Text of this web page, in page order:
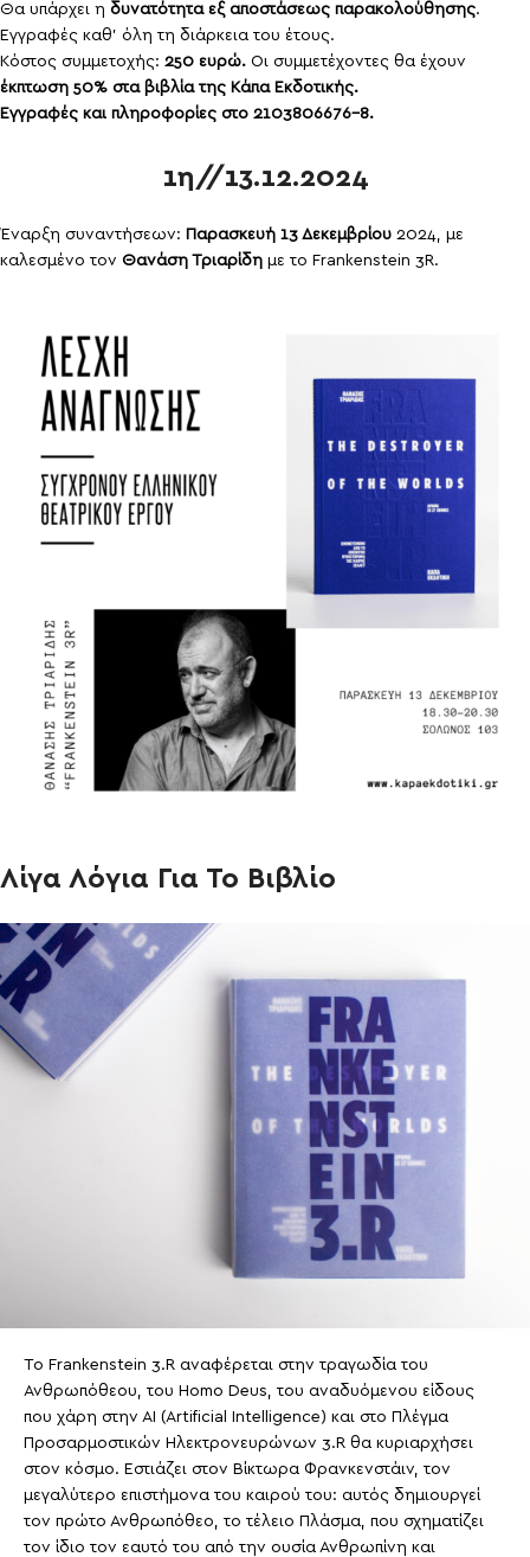
Θα υπάρχει η δυνατότητα εξ αποστάσεως παρακολούθησης.
Εγγραφές καθ’ όλη τη διάρκεια του έτους.
Κόστος συμμετοχής: 250 ευρώ. Οι συμμετέχοντες θα έχουν
έκπτωση 50% στα βιβλία της Κάπα Εκδοτικής.
Εγγραφές και πληροφορίες στο 2103806676-8.
1η//13.12.2024
Έναρξη συναντήσεων: Παρασκευή 13 Δεκεμβρίου 2024, με
καλεσμένο τον Θανάση Τριαρίδη με το Frankenstein 3R.
Λίγα Λόγια Για Το Βιβλίο
Το Frankenstein 3.R αναφέρεται στην τραγωδία του
Ανθρωπόθεου, του Homo Deus, του αναδυόμενου είδους
που χάρη στην ΑΙ (Artificial Intelligence) και στο Πλέγμα
Προσαρμοστικών Ηλεκτρονευρώνων 3.R θα κυριαρχήσει
στον κόσμο. Εστιάζει στον Βίκτωρα Φρανκενστάιν, τον
μεγαλύτερο επιστήμονα του καιρού του: αυτός δημιουργεί
τον πρώτο Ανθρωπόθεο, το τέλειο Πλάσμα, που σχηματίζει
τον ίδιο τον εαυτό του από την ουσία Ανθρωπίνη και